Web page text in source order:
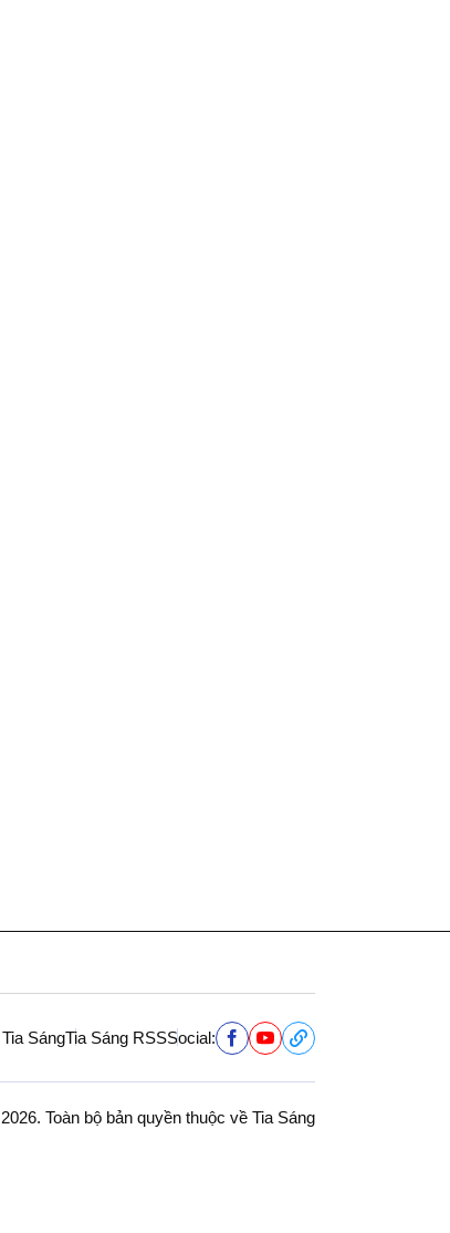
SángTia Sáng RSSSocial:
Toàn bộ bản quyền thuộc về Tia Sáng